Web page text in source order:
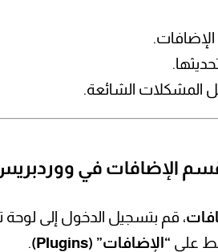
المشكلات الشائعة.
، قم بتسجيل الدخول إلى لوحة
“الإضافات” (Plugins)
.